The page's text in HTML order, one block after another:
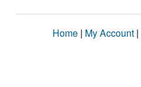
Home | My Account |